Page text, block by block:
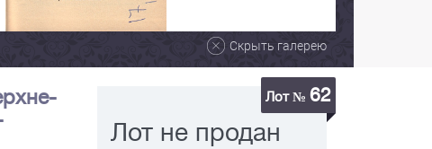
Скрыть галерею
Лот № 62
Лот не продан